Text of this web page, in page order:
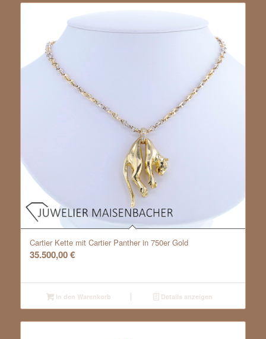
Cartier Kette mit Cartier Panther in 750er Gold
35.500,00€
In den Warenkorb Details anzeigen